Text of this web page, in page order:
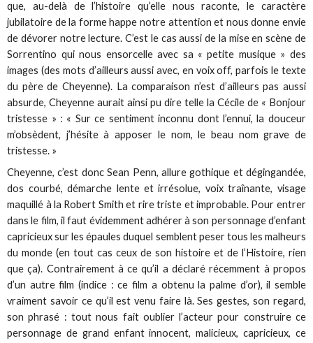
que, au-delà de l’histoire qu’elle nous raconte, le caractère
jubilatoire de la forme happe notre attention et nous donne envie
de dévorer notre lecture. C’est le cas aussi de la mise en scène de
Sorrentino qui nous ensorcelle avec sa « petite musique » des
images (des mots d’ailleurs aussi avec, en voix off, parfois le texte
du père de Cheyenne). La comparaison n’est d’ailleurs pas aussi
absurde, Cheyenne aurait ainsi pu dire telle la Cécile de « Bonjour
tristesse » : « Sur ce sentiment inconnu dont l’ennui, la douceur
m’obsèdent, j’hésite à apposer le nom, le beau nom grave de
tristesse. »
Cheyenne, c’est donc Sean Penn, allure gothique et dégingandée,
dos courbé, démarche lente et irrésolue, voix traînante, visage
maquillé à la Robert Smith et rire triste et improbable. Pour entrer
dans le film, il faut évidemment adhérer à son personnage d’enfant
capricieux sur les épaules duquel semblent peser tous les malheurs
du monde (en tout cas ceux de son histoire et de l’Histoire, rien
que ça). Contrairement à ce qu’il a déclaré récemment à propos
d’un autre film (indice : ce film a obtenu la palme d’or), il semble
vraiment savoir ce qu’il est venu faire là. Ses gestes, son regard,
son phrasé : tout nous fait oublier l’acteur pour construire ce
personnage de grand enfant innocent, malicieux, capricieux, ce